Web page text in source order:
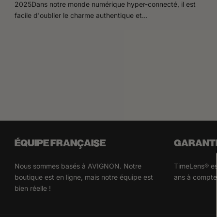
2025Dans notre monde numérique hyper-connecté, il est
facile d'oublier le charme authentique et...
ÉQUIPE FRANÇAISE
Nous sommes basés à AVIGNON. Notre
boutique est en ligne, mais notre équipe est
bien réelle !
TimeLens®
ans à